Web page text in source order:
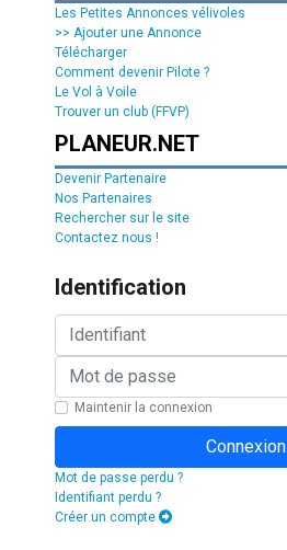
Les Petites Annonces vélivoles
>> Ajouter une Annonce
Télécharger
Comment devenir Pilote ?
Le Vol à Voile
Trouver un club (FFVP)
PLANEUR.NET
Devenir Partenaire
Nos Partenaires
Rechercher sur le site
Contactez nous !
Identification
Identifiant
Mot de passe
Maintenir la connexion
Connexion
Mot de passe perdu ?
Identifiant perdu ?
Créer un compte